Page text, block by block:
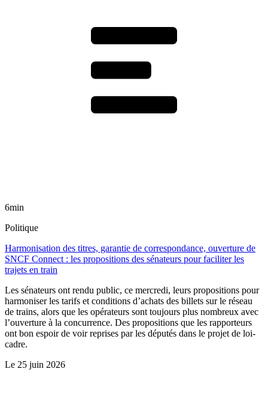
6min
Politique
Harmonisation des titres, garantie de correspondance, ouverture de
SNCF Connect : les propositions des sénateurs pour faciliter les
trajets en train
Les sénateurs ont rendu public, ce mercredi, leurs propositions pour
harmoniser les tarifs et conditions d’achats des billets sur le réseau
de trains, alors que les opérateurs sont toujours plus nombreux avec
l’ouverture à la concurrence. Des propositions que les rapporteurs
ont bon espoir de voir reprises par les députés dans le projet de loi-
cadre.
Le 25 juin 2026